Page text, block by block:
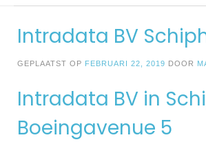
Intradata BV
GEPLAATST OP FEBRUARI 22, 2019 DOOR
Intradata BV in
Boeingavenue 5